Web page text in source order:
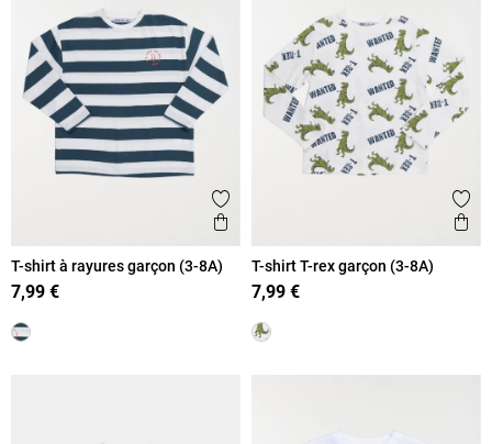
Ajouter aux favoris
Aperçu rapide
T-shirt à rayures garçon (3-8A)
7,99 €
T-shirt T-rex garçon (3-8A)
7,99 €